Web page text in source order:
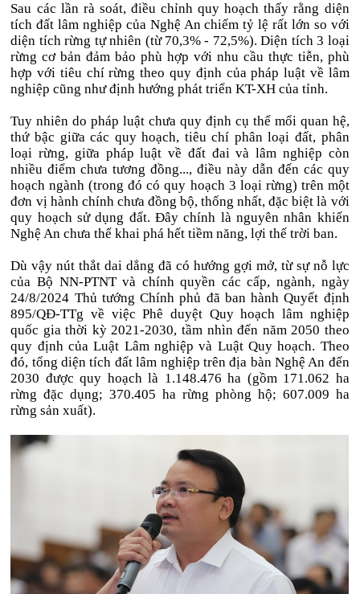
Sau các lần rà soát, điều chỉnh quy hoạch thấy rằng diện
tích đất lâm nghiệp của Nghệ An chiếm tỷ lệ rất lớn so với
diện tích rừng tự nhiên (từ 70,3% - 72,5%). Diện tích 3 loại
rừng cơ bản đảm bảo phù hợp với nhu cầu thực tiễn, phù
hợp với tiêu chí rừng theo quy định của pháp luật về lâm
nghiệp cũng như định hướng phát triển KT-XH của tỉnh.
Tuy nhiên do pháp luật chưa quy định cụ thể mối quan hệ,
thứ bậc giữa các quy hoạch, tiêu chí phân loại đất, phân
loại rừng, giữa pháp luật về đất đai và lâm nghiệp còn
nhiều điểm chưa tương đồng..., điều này dẫn đến các quy
hoạch ngành (trong đó có quy hoạch 3 loại rừng) trên một
đơn vị hành chính chưa đồng bộ, thống nhất, đặc biệt là với
quy hoạch sử dụng đất. Đây chính là nguyên nhân khiến
Nghệ An chưa thể khai phá hết tiềm năng, lợi thế trời ban.
Dù vậy nút thắt dai dẳng đã có hướng gợi mở, từ sự nỗ lực
của Bộ NN-PTNT và chính quyền các cấp, ngành, ngày
24/8/2024 Thủ tướng Chính phủ đã ban hành Quyết định
895/QĐ-TTg về việc Phê duyệt Quy hoạch lâm nghiệp
quốc gia thời kỳ 2021-2030, tầm nhìn đến năm 2050 theo
quy định của Luật Lâm nghiệp và Luật Quy hoạch. Theo
đó, tổng diện tích đất lâm nghiệp trên địa bàn Nghệ An đến
2030 được quy hoạch là 1.148.476 ha (gồm 171.062 ha
rừng đặc dụng; 370.405 ha rừng phòng hộ; 607.009 ha
rừng sản xuất).